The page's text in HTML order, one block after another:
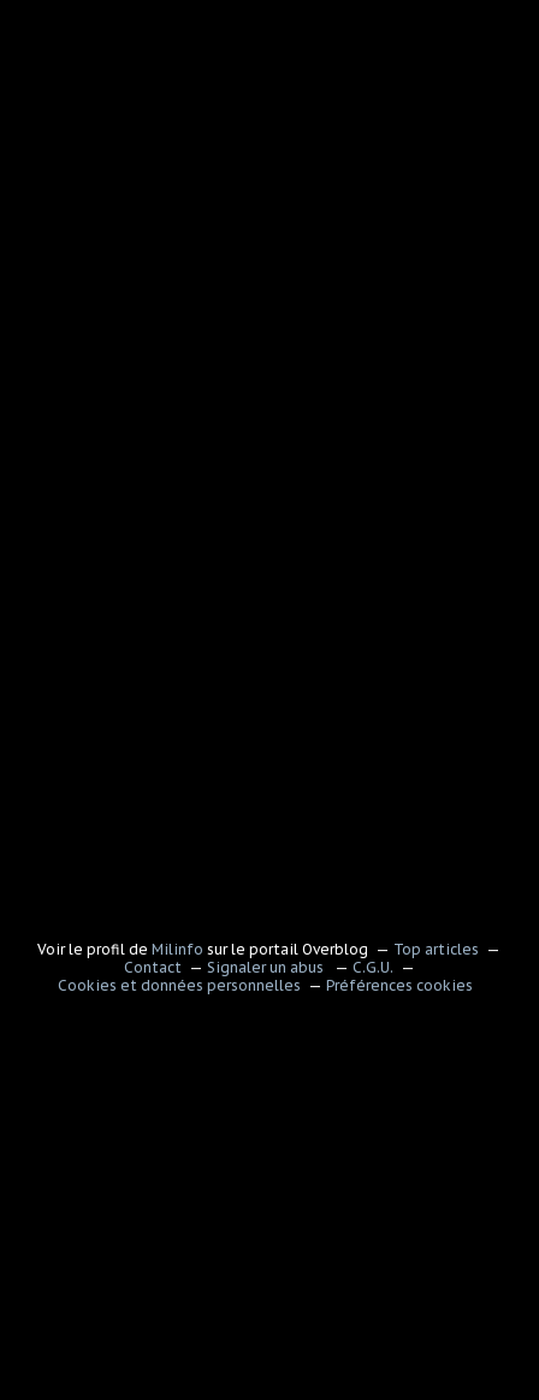
Voir le profil deMilinfo sur le portail Overblog
Top articles
Contact
Signaler un abus
C.G.U.
Cookies et données personnelles
Préférences cookies